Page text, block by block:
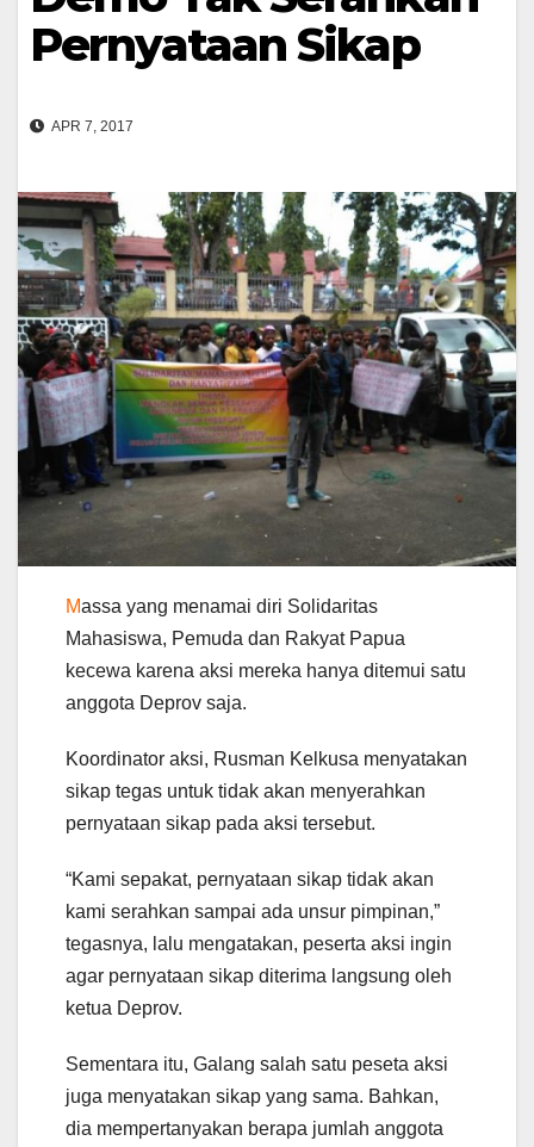
Pernyataan Sikap
APR 7, 2017
Massa yang menamai diri Solidaritas
Mahasiswa, Pemuda dan Rakyat Papua
kecewa karena aksi mereka hanya ditemui satu
anggota Deprov saja.
Koordinator aksi, Rusman Kelkusa menyatakan
sikap tegas untuk tidak akan menyerahkan
pernyataan sikap pada aksi tersebut.
“Kami sepakat, pernyataan sikap tidak akan
kami serahkan sampai ada unsur pimpinan,”
tegasnya, lalu mengatakan, peserta aksi ingin
agar pernyataan sikap diterima langsung oleh
ketua Deprov.
Sementara itu, Galang salah satu peseta aksi
juga menyatakan sikap yang sama. Bahkan,
dia mempertanyakan berapa jumlah anggota